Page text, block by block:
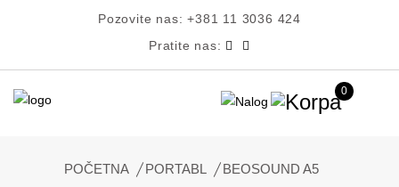
Pozovite nas:+381 11 3036 424
Pratite nas:
0
POČETNA PORTABL BEOSOUND A5